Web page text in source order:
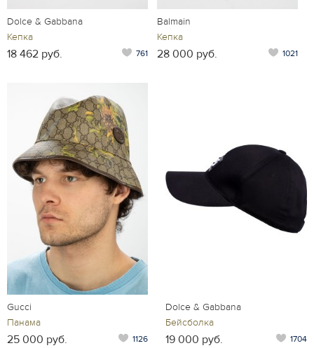
Dolce & Gabbana
Кепка
18 462 руб. 761
Balmain
Кепка
28 000 руб. 1021
Gucci
Панама
25 000 руб. 1126
Dolce & Gabbana
Бейсболка
19 000 руб. 1704